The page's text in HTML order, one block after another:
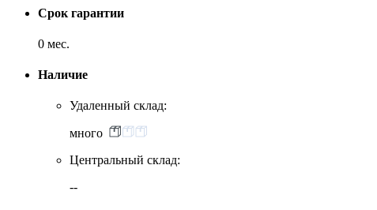
Срок гарантии
0 мес.
Наличие
Удаленный склад:
много
Центральный склад:
--